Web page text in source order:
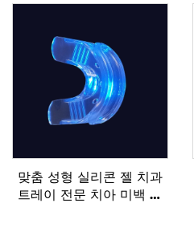
이스 치과용 미식축구 스포
맞춤 성형 실리콘 젤 치과
트레이 전문 치아 미백 키